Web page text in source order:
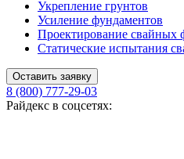
Укрепление грунтов
Усиление фундаментов
Проектирование свайных
Статические испытания
Оставить заявку
8 (800) 777-29-03
Райдекс в соцсетях: